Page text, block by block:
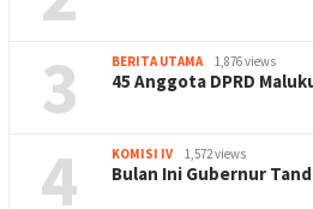
3 BERITA UTAMA 1,876 views
45 Anggota DPRD
4 KOMISI IV 1,572 views
Bulan Ini Gubernur